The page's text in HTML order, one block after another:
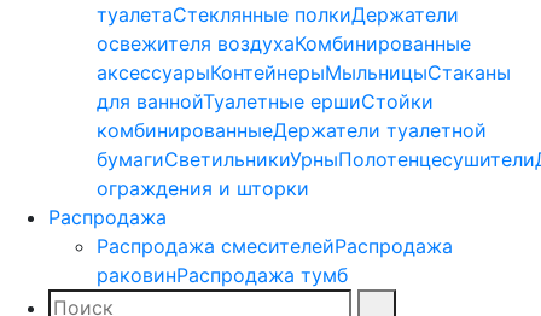
туалетаСтеклянные полкиДержатели
освежителя воздухаКомбинированные
аксессуарыКонтейнерыМыльницыСтаканы
для ваннойТуалетные ершиСтойки
комбинированныеДержатели туалетной
бумагиСветильникиУрныПолотенцесушители
ограждения и шторки
Распродажа
Распродажа смесителейРаспродажа
раковинРаспродажа тумб
Поиск